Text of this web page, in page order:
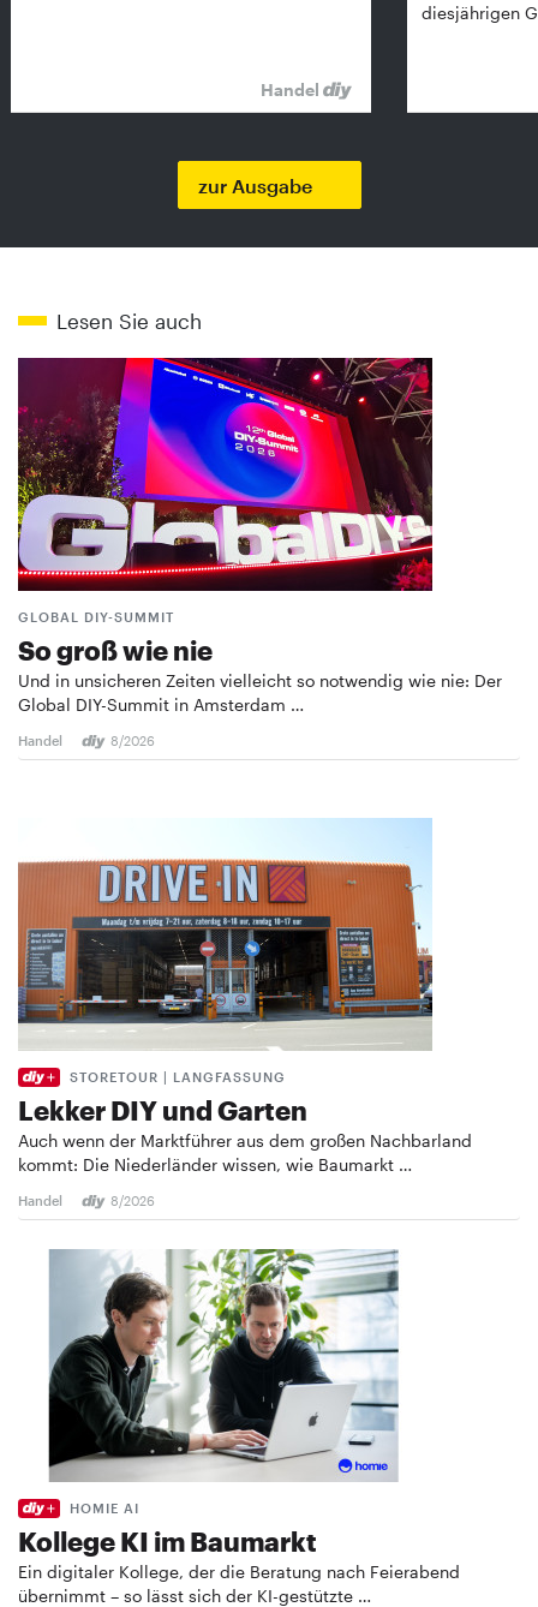
Handel
diesjährigen
zur Ausgabe
Lesen Sie auch
GLOBAL DIY-SUMMIT
So groß wie nie
Und in unsicheren Zeiten vielleicht so notwendig wie nie: Der
Global DIY-Summit in Amsterdam …
Handel 8/2026
STORETOUR | LANGFASSUNG
Lekker DIY und Garten
Auch wenn der Marktführer aus dem großen Nachbarland
kommt: Die Niederländer wissen, wie Baumarkt …
Handel 8/2026
HOMIE AI
Kollege KI im Baumarkt
Ein digitaler Kollege, der die Beratung nach Feierabend
übernimmt – so lässt sich der KI-gestützte …